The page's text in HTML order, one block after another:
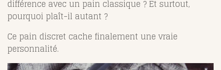
différence avec un pain classique ? Et surtout,
pourquoi plaît-il autant ?
Ce pain discret cache finalement une vraie
personnalité.